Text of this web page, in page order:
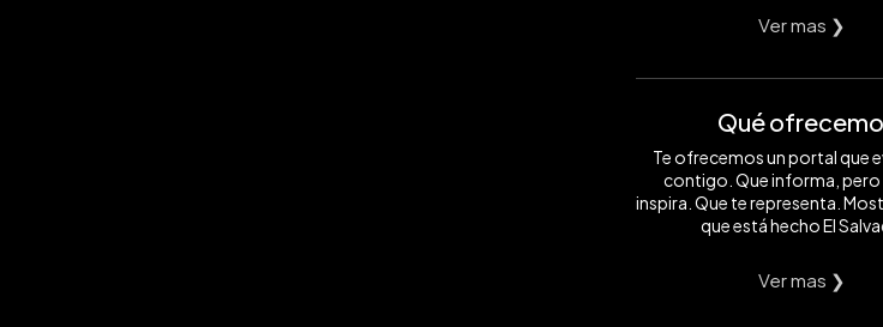
Ver mas ❯
Qué
Te ofrecemos un portal que
contigo. Que informa,
inspira. Que te representa.
que está hecho El
Ver mas ❯